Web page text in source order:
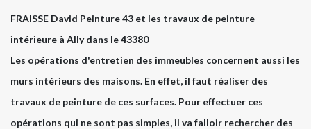
FRAISSE David Peinture 43 et les travaux de peinture
intérieure à Ally dans le 43380
Les opérations d'entretien des immeubles concernent aussi les
murs intérieurs des maisons. En effet, il faut réaliser des
travaux de peinture de ces surfaces. Pour effectuer ces
opérations qui ne sont pas simples, il va falloir rechercher des